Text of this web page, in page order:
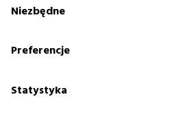
Baza Wiedzy
Polityka cookies
na prawidłowe działanie serwisu
Niezbędne
Preferencje
Statystyka